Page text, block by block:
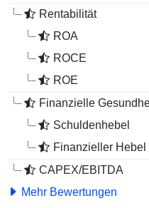
Rentabilität
ROA
ROCE
ROE
Finanzielle
Schuldenhebel
Finanzieller Hebel
CAPEX/EBITDA
Mehr Bewertungen